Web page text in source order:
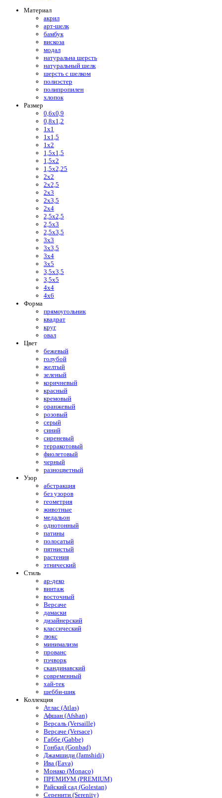
Материал
акрил
арт-шелк
бамбук
вискоза
модал
натуральна шерсть
натуральный шелк
шерсть с шелком
полиэстер
полипропилен
хлопок
Размер
0,6х0,9
0,8х1,2
1х1
1х1,5
1х2
1,5х1,5
1,5х2
1,5х2,25
2х2
2х2,5
2х3
2х3,5
2х4
2,5х2,5
2,5х3
2,5х3,5
3х3
3х3,5
3х4
3х5
3,5х3,5
3,5х5
4х4
4х6
Форма
прямоугольник
квадрат
круг
овал
Цвет
бежевый
голубой
желтый
зеленый
коричневый
красный
кремовый
оранжевый
розовый
серый
синий
сиреневый
терракотовый
фиолетовый
черный
разноцветный
Узор
абстракция
без узоров
геометрия
животные
медальон
однотонный
патины
полосатый
пятнистый
растения
этнический
Стиль
ар-деко
винтаж
восточный
Версаче
дамаски
дизайнерский
классический
люкс
минимализм
прованс
пэчворк
скандинавский
современный
хай-тек
шебби-шик
Коллекция
Атлас (Atlas)
Афшан (Afshan)
Версаль (Versaille)
Версаче (Versace)
Габбе (Gabbe)
Гонбад (Gonbad)
Джамшиди (Jamshidi)
Ива (Eava)
Монако (Monaco)
ПРЕМИУМ (PREMIUM)
Райский сад (Golestan)
Серенити (Serenity)